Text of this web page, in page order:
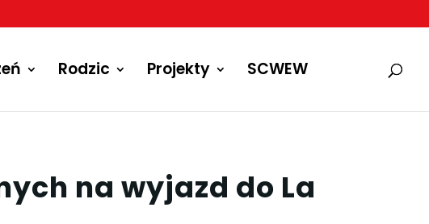
Rodzic Projekty SCWEW
na wyjazd do La